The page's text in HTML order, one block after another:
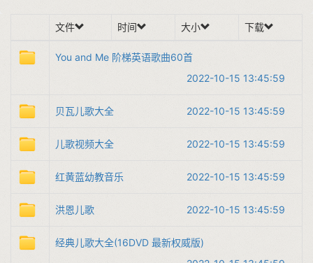
文件 时间 大小 下载
You and Me 阶梯英语歌曲60首
2022-10-15 13:45:59
贝瓦儿歌大全 2022-10-15 13:45:59
儿歌视频大全 2022-10-15 13:45:59
红黄蓝幼教音乐 2022-10-15 13:45:59
洪恩儿歌 2022-10-15 13:45:59
经典儿歌大全(16DVD 最新权威版)